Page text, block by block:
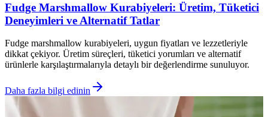
Fudge Marshmallow Kurabiyeleri: Üretim, Tüketici
Deneyimleri ve Alternatif Tatlar
Fudge marshmallow kurabiyeleri, uygun fiyatları ve lezzetleriyle
dikkat çekiyor. Üretim süreçleri, tüketici yorumları ve alternatif
ürünlerle karşılaştırmalarıyla detaylı bir değerlendirme sunuluyor.
Daha fazla bilgi edinin